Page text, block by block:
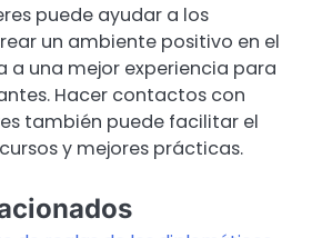
puede ayudar a los
un ambiente positivo en el
a una mejor experiencia para
Hacer contactos con
también puede facilitar el
y mejores prácticas.